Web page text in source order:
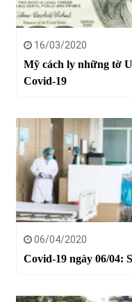
16/03/2020
Mỹ cách ly những tờ
Covid-19
06/04/2020
Covid-19 ngày 06/04: